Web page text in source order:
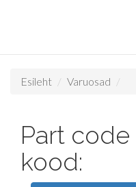
Esileht Varuosad
Part
kood: